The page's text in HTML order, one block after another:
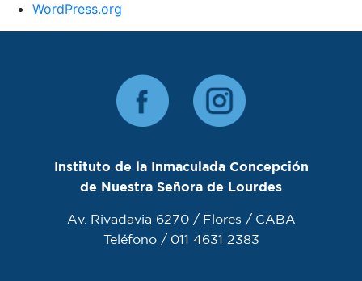
WordPress.org
Instituto de la Inmaculada Concepción
de Nuestra Señora de Lourdes
Av. Rivadavia 6270 / Flores / CABA
Teléfono / 011 4631 2383